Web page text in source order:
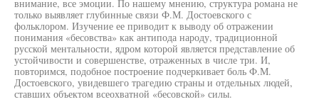
внимание, все эмоции. По нашему мнению, структура романа не
только выявляет глубинные связи Ф.М. Достоевского с
фольклором. Изучение ее приводит к выводу об отражении
понимания «бесовства» как антипода народу, традиционной
русской ментальности, ядром которой является представление об
устойчивости и совершенстве, отраженных в числе три. И,
повторимся, подобное построение подчеркивает боль Ф.М.
Достоевского, увидевшего трагедию страны и отдельных людей,
ставших объектом всеохватной «бесовской» силы.